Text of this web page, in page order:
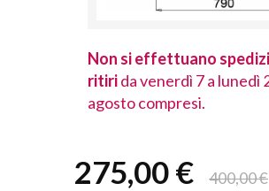
Non si effettuano
ritirida venerdì 7 a lunedì
agosto compresi.
275,00 € 400,00 €